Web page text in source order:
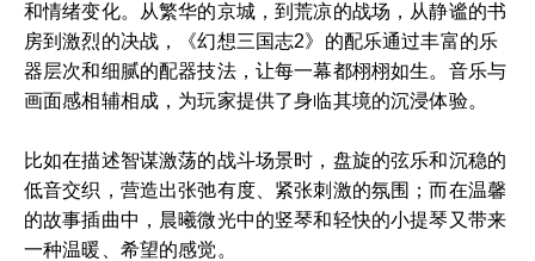
和情绪变化。从繁华的京城，到荒凉的战场，从静谧的书
房到激烈的决战，《幻想三国志2》的配乐通过丰富的乐
器层次和细腻的配器技法，让每一幕都栩栩如生。音乐与
画面感相辅相成，为玩家提供了身临其境的沉浸体验。
比如在描述智谋激荡的战斗场景时，盘旋的弦乐和沉稳的
低音交织，营造出张弛有度、紧张刺激的氛围；而在温馨
的故事插曲中，晨曦微光中的竖琴和轻快的小提琴又带来
一种温暖、希望的感觉。